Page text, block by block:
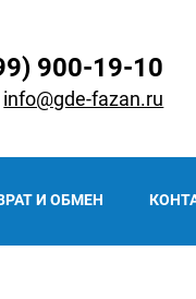
900-19-10
info@gde-fazan.ru
И ОБМЕН